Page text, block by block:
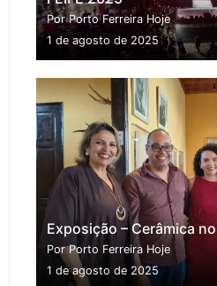
Por Porto Ferreira Hoje
1 de agosto de 2025
Exposição – Cerâmica
Por Porto Ferreira Hoje
1 de agosto de 2025